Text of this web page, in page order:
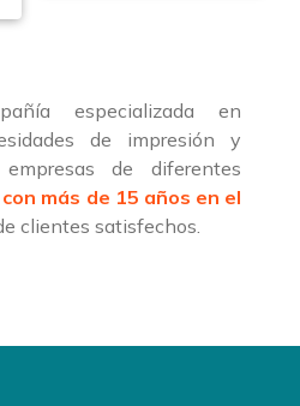
especializada en
de impresión y
de diferentes
con más de 15 años en el
clientes satisfechos.